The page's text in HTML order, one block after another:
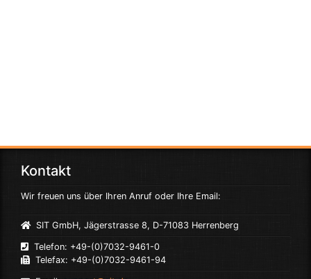
Kontakt
Wir freuen uns über Ihren Anruf oder Ihre Email:
SIT GmbH, Jägerstrasse 8, D-71083 Herrenberg
Telefon: +49-(0)7032-9461-0
Telefax: +49-(0)7032-9461-94